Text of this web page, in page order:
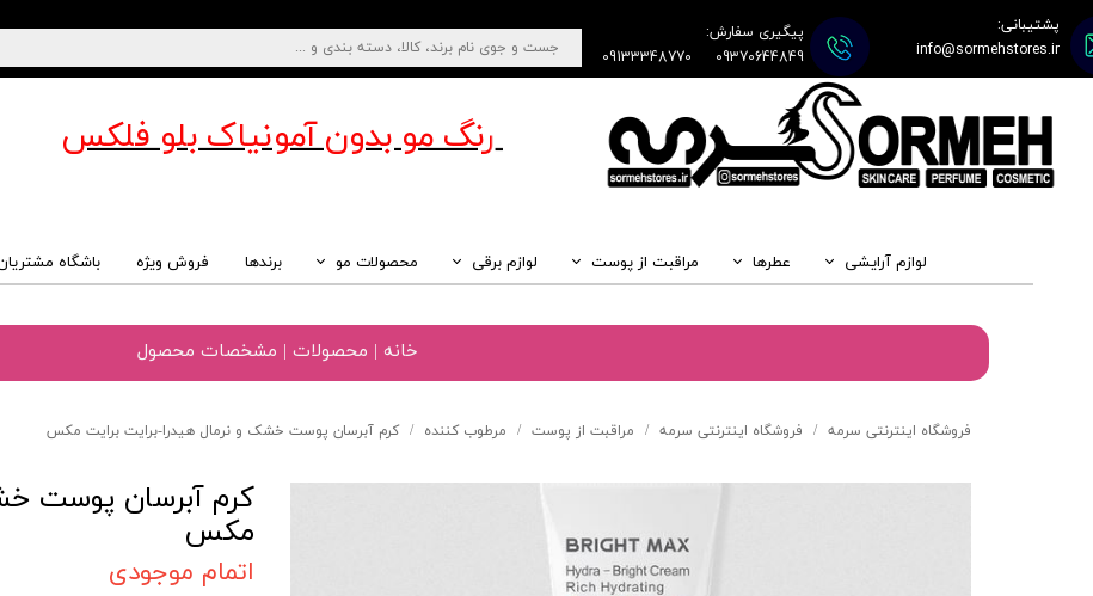
پشتیبانی:
info@sormehstores.ir
پیگیری سفارش:
09370644849
09133348770
لوازم آرایشی عطرها مراقبت از پوست لوازم برقی محصولات مو برندها فروش ویژه باشگاه
رنگ مو بدون آمونیاکبلو فلکس
خانه | محصولات | مشخصات محصول
فروشگاه اینترنتی سرمه فروشگاه اینترنتی سرمه مراقبت از پوست مرطوب کننده کرم آبرسان پوست خشک و نرمال هیدرا-برایت برایت مکس
کرم آبرسان پوست
مکس
اتمام موجودی